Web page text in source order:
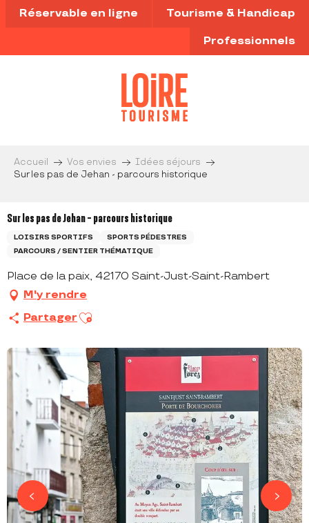
Aller
au
principal
Réservable en ligne Tourisme & Handicap
Professionnels
Accueil Vos envies
Idées séjours
Sur les pas de Jehan - parcours historique
Sur les pas de Jehan - parcours historique
LOISIRS SPORTIFS
SPORTS PÉDESTRES
PARCOURS / SENTIER THÉMATIQUE
Place de la paix, 42170 Saint-Just-Saint-Rambert
M'y rendre
Partager Ajouter aux favoris